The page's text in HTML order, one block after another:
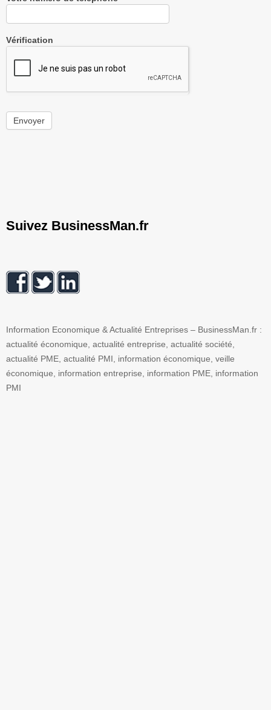
Vérification
Envoyer
Suivez BusinessMan.fr
Information Economique & Actualité Entreprises – BusinessMan.fr :
actualité économique, actualité entreprise, actualité société,
actualité PME, actualité PMI, information économique, veille
économique, information entreprise, information PME, information
PMI